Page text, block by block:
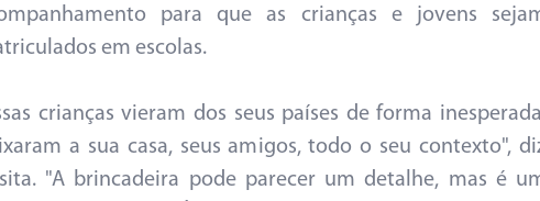
para que as crianças e jovens
em escolas.
crianças vieram dos seus países de forma
a sua casa, seus amigos, todo o seu contexto",
"A brincadeira pode parecer um detalhe, mas é